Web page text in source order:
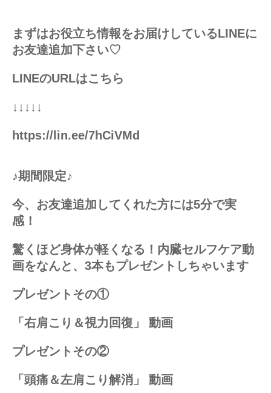
まずはお役立ち情報をお届けしているLINEに
お友達追加下さい♡
LINEのURLはこちら
↓↓↓↓↓
https://lin.ee/7hCiVMd
♪期間限定♪
今、お友達追加してくれた方には5分で実
感！
驚くほど身体が軽くなる！内臓セルフケア動
画をなんと、3本もプレゼントしちゃいます
プレゼントその①
「右肩こり＆視力回復」 動画
プレゼントその②
「頭痛＆左肩こり解消」 動画